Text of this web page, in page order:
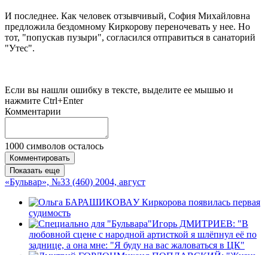
И последнее. Как человек отзывчивый, София Михайловна
предложила бездомному Киркорову переночевать у нее. Но
тот, "попускав пузыри", согласился отправиться в санаторий
"Утес".
Если вы нашли ошибку в тексте, выделите ее мышью и
нажмите Ctrl+Enter
Комментарии
1000 символов осталось
Комментировать
Показать еще
«Бульвар», №33 (460) 2004, август
У Киркорова появилась первая
судимость
Игорь ДМИТРИЕВ: "В
любовной сцене с народной артисткой я шлёпнул её по
заднице, а она мне: "Я буду на вас жаловаться в ЦК"